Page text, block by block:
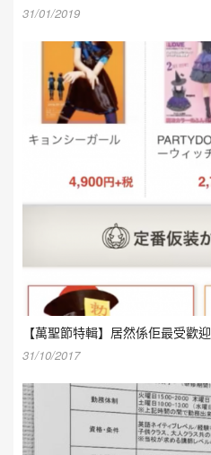
31/01/2019
【萬聖節特輯】居然係佢最受歡迎
31/10/2017